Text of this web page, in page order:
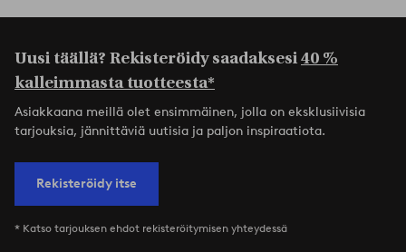
Uusi täällä? Rekisteröidy saadaksesi40 %
kalleimmasta tuotteesta*
Asiakkaana meillä olet ensimmäinen, jolla on eksklusiivisia
tarjouksia, jännittäviä uutisia ja paljon inspiraatiota.
Rekisteröidy itse
* Katso tarjouksen ehdot rekisteröitymisen yhteydessä